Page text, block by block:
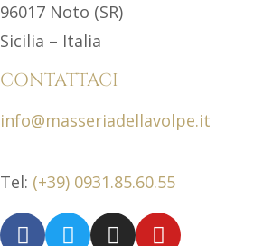
96017 Noto (SR)
Sicilia – Italia
CONTATTACI
info@masseriadellavolpe.it
Tel: (+39) 0931.85.60.55